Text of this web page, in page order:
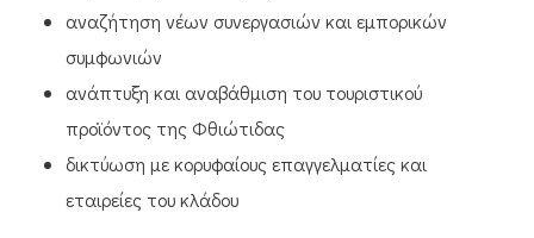
αναζήτηση νέων συνεργασιών και εμπορικών
συμφωνιών
ανάπτυξη και αναβάθμιση του τουριστικού
προϊόντος της Φθιώτιδας
δικτύωση με κορυφαίους επαγγελματίες και
εταιρείες του κλάδου